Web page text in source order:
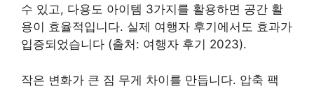
수 있고, 다용도 아이템 3가지를 활용하면 공간 활
용이 효율적입니다. 실제 여행자 후기에서도 효과가
입증되었습니다 (출처: 여행자 후기 2023).
작은 변화가 큰 짐 무게 차이를 만듭니다. 압축 팩